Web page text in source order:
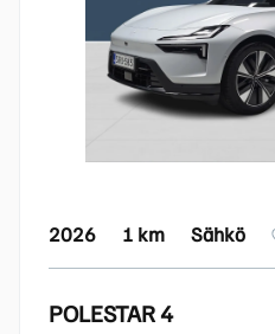
2026 1 km Sähkö
POLESTAR 4